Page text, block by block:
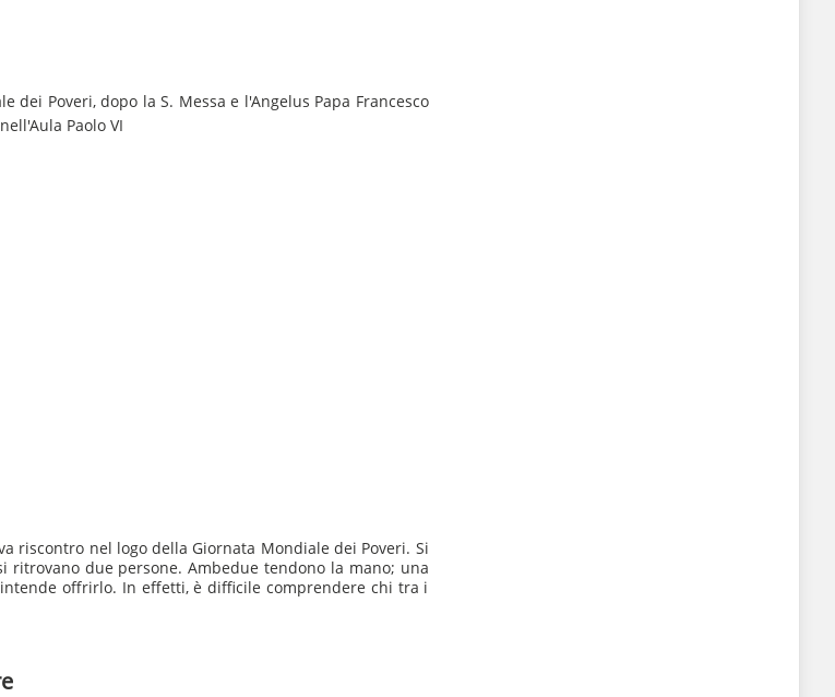
dei Poveri, dopo la S. Messa e l'Angelus Papa Francesco
Paolo VI
riscontro nel logo della Giornata Mondiale dei Poveri. Si
ritrovano due persone. Ambedue tendono la mano; una
offrirlo. In effetti, è difficile comprendere chi tra i